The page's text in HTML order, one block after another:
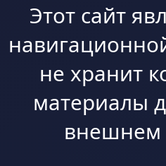
Этот сайт
не хранит
материалы
внешнем